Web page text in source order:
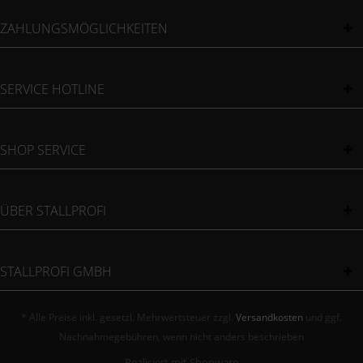
ZAHLUNGSMÖGLICHKEITEN
SERVICE HOTLINE
SHOP SERVICE
ÜBER STALLPROFI
STALLPROFI GMBH
* Alle Preise inkl. gesetzl. Mehrwertsteuer zzgl. Versandkosten und ggf.
Nachnahmegebühren, wenn nicht anders beschrieben